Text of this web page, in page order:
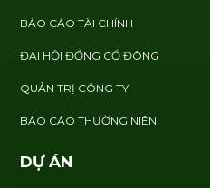
BÁO CÁO TÀI CHÍNH
ĐẠI HỘI ĐỒNG CỔ ĐÔNG
QUẢN TRỊ CÔNG TY
BÁO CÁO THƯỜNG NIÊN
DỰ ÁN